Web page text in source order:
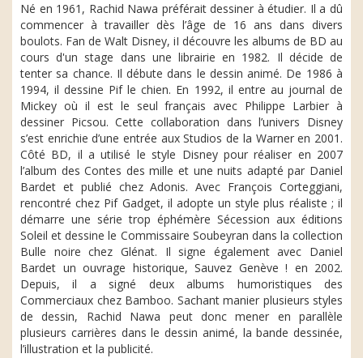
Né en 1961, Rachid Nawa préférait dessiner à étudier. Il a dû
commencer à travailler dès l’âge de 16 ans dans divers
boulots. Fan de Walt Disney, iI découvre les albums de BD au
cours d'un stage dans une librairie en 1982. Il décide de
tenter sa chance. Il débute dans le dessin animé. De 1986 à
1994, il dessine Pif le chien. En 1992, il entre au journal de
Mickey où il est le seul français avec Philippe Larbier à
dessiner Picsou. Cette collaboration dans l’univers Disney
s’est enrichie d’une entrée aux Studios de la Warner en 2001.
Côté BD, il a utilisé le style Disney pour réaliser en 2007
l’album des Contes des mille et une nuits adapté par Daniel
Bardet et publié chez Adonis. Avec François Corteggiani,
rencontré chez Pif Gadget, il adopte un style plus réaliste ; il
démarre une série trop éphémère Sécession aux éditions
Soleil et dessine le Commissaire Soubeyran dans la collection
Bulle noire chez Glénat. Il signe également avec Daniel
Bardet un ouvrage historique, Sauvez Genève ! en 2002.
Depuis, il a signé deux albums humoristiques des
Commerciaux chez Bamboo. Sachant manier plusieurs styles
de dessin, Rachid Nawa peut donc mener en parallèle
plusieurs carrières dans le dessin animé, la bande dessinée,
l’illustration et la publicité.